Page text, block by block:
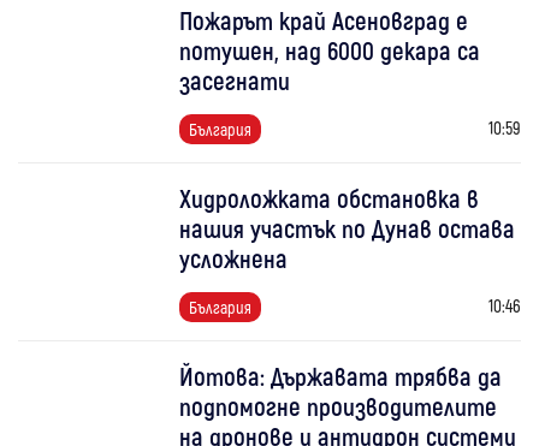
Пожарът край Асеновград е
потушен, над 6000 декара са
засегнати
България 10:59
Хидроложката обстановка в
нашия участък по Дунав остава
усложнена
България 10:46
Йотова: Държавата трябва да
подпомогне производителите
на дронове и антидрон системи